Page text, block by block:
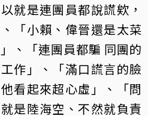
就是連團員都說謊欸，
「小賴、偉晉還是太菜
、「連團員都騙 同團的
作」、「滿口謊言的臉
看起來超心虛」、「問
是陸海空、不然就負責